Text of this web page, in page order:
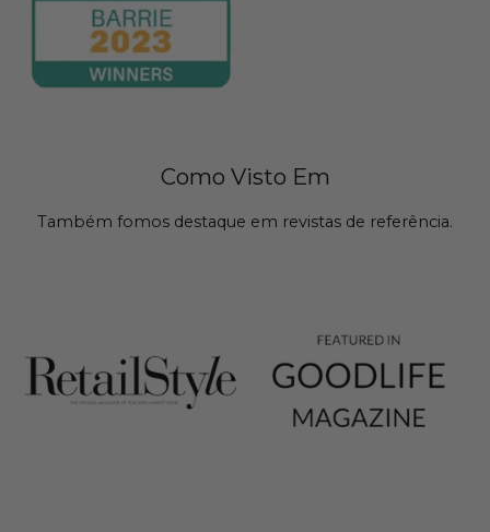
Como Visto Em
Também fomos destaque em revistas de referência.